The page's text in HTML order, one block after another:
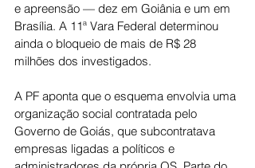
e apreensão — dez em Goiânia e um em
Brasília. A 11ª Vara Federal determinou
ainda o bloqueio de mais de R$ 28
milhões dos investigados.
A PF aponta que o esquema envolvia uma
organização social contratada pelo
Governo de Goiás, que subcontratava
empresas ligadas a políticos e